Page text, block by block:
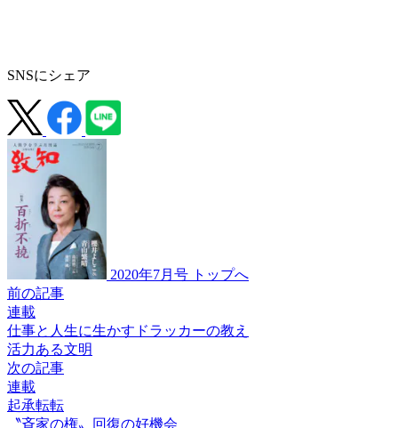
SNSにシェア
2020年7月号 トップへ
前の記事
連載
仕事と人生に生かすドラッカーの教え
活力ある文明
次の記事
連載
起承転転
〝斉家の権〟
回復の好機会